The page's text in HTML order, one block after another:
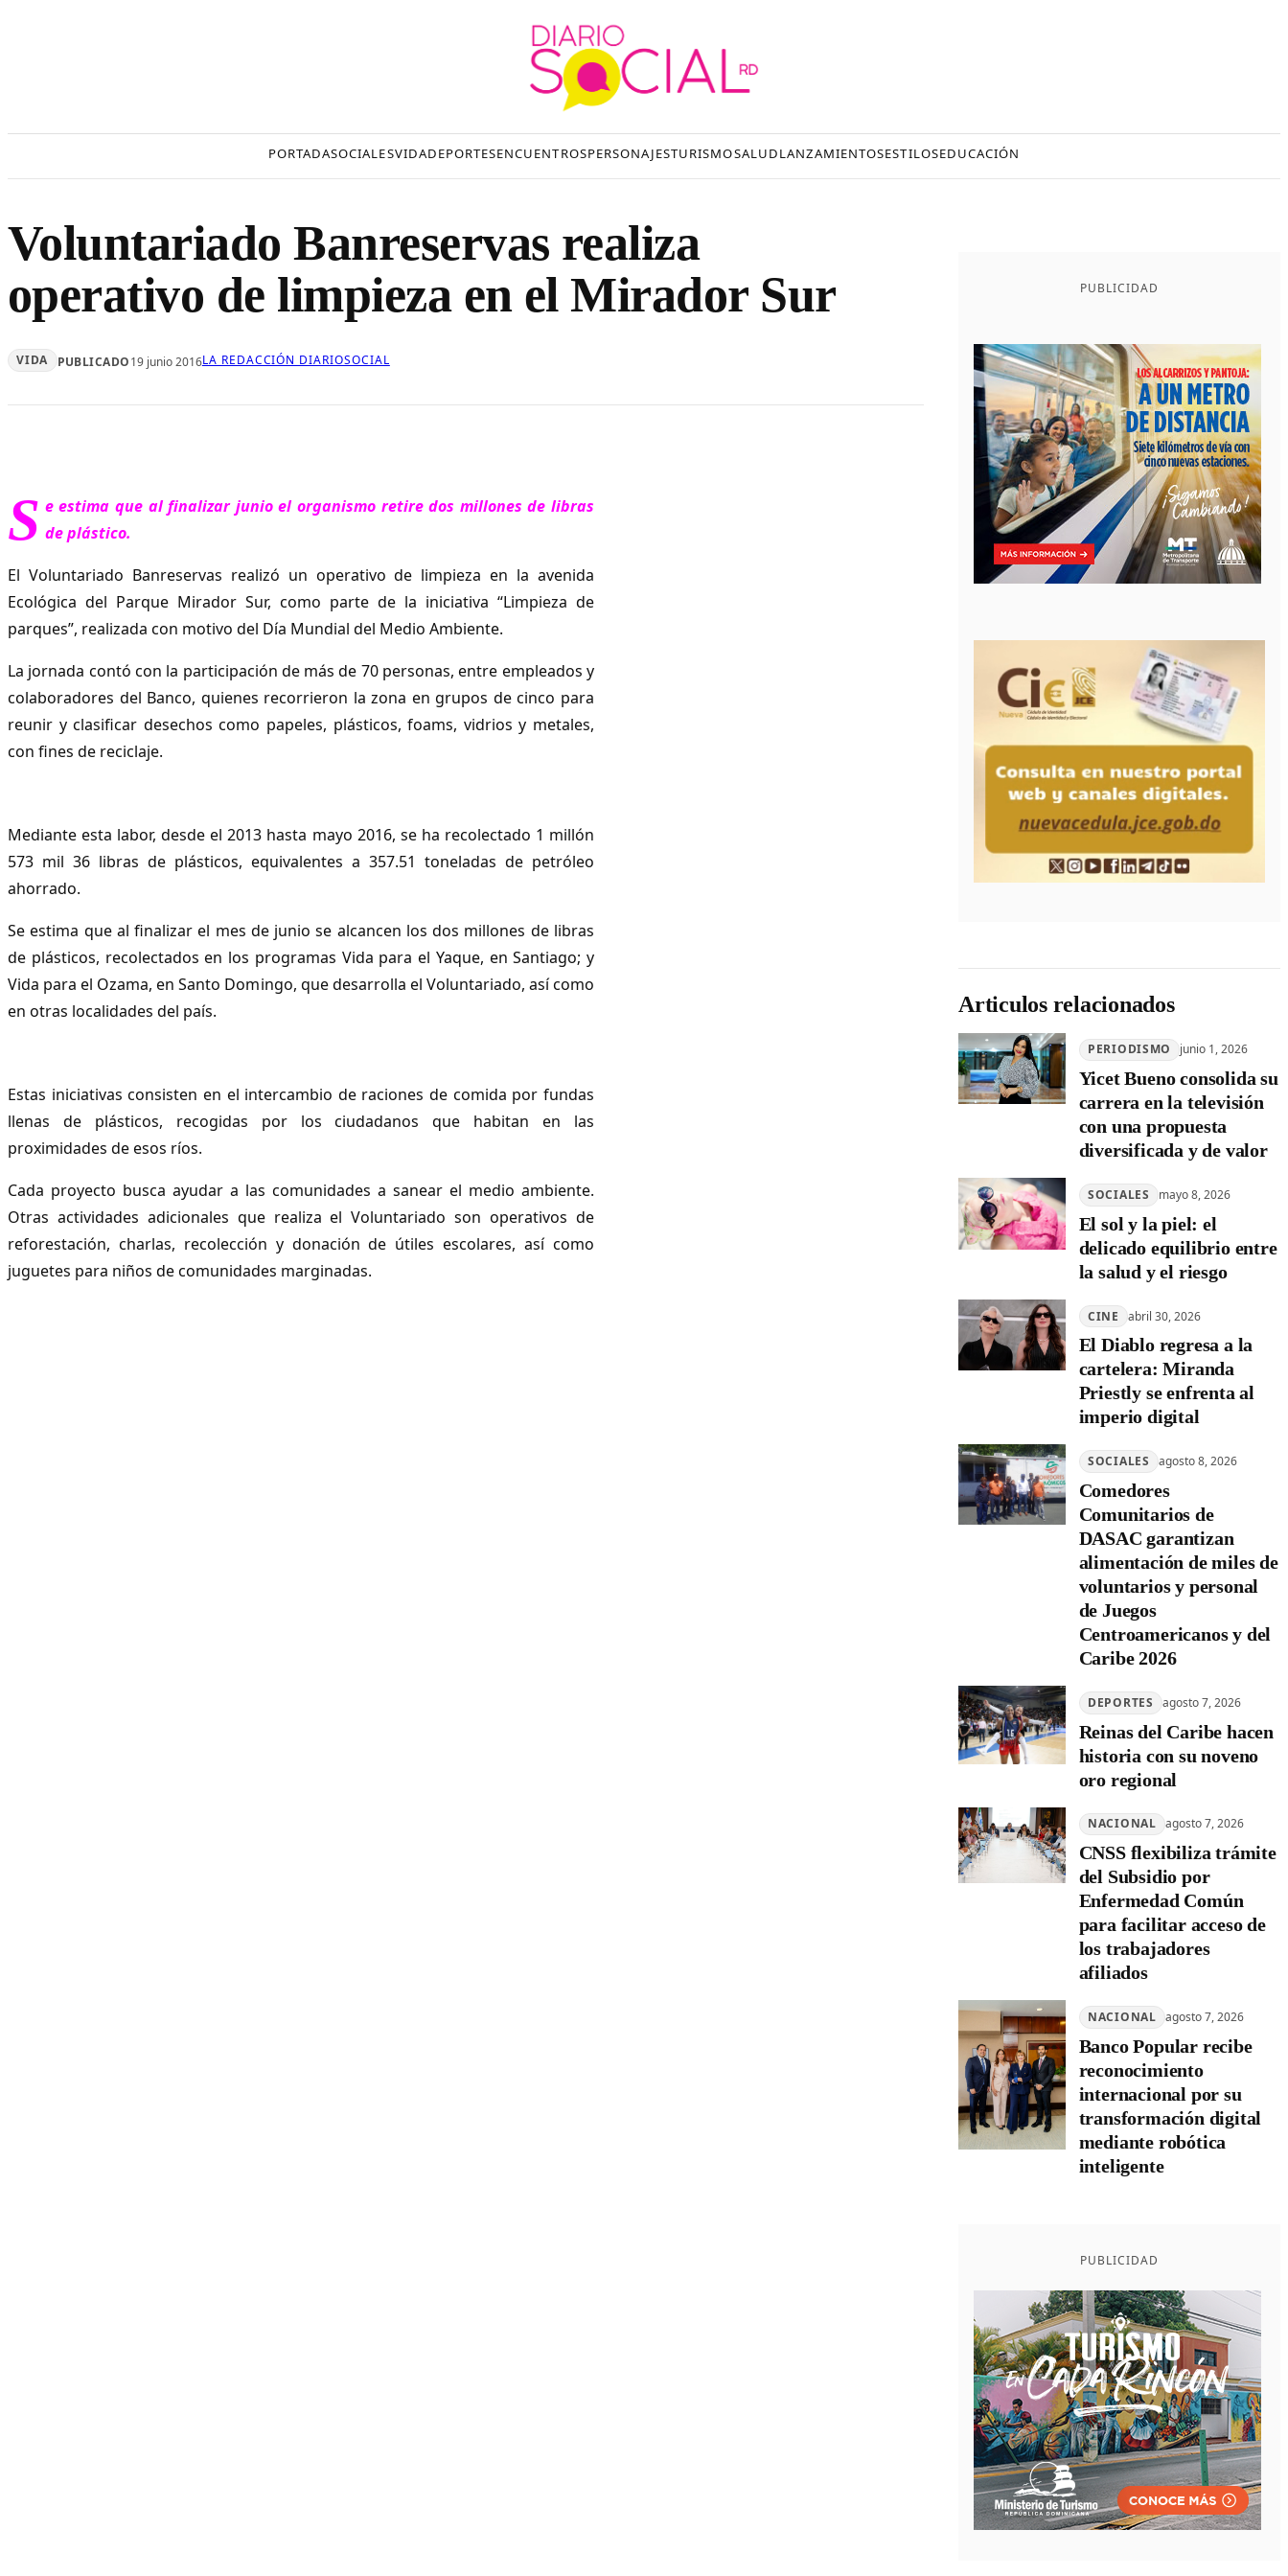
PORTADASOCIALESVIDADEPORTESENCUENTROSPERSONAJESTURISMOSALUDLANZAMIENTOSESTILOSEDUCACIÓN
Voluntariado Banreservas realiza
operativo de limpieza en el Mirador Sur
VIDA PUBLICADO19 junio 2016LA REDACCIÓN DIARIOSOCIAL
S e estima que al finalizar junio el organismo retire dos millones de libras
de plástico.
El Voluntariado Banreservas realizó un operativo de limpieza en la avenida
Ecológica del Parque Mirador Sur, como parte de la iniciativa “Limpieza de
parques”, realizada con motivo del Día Mundial del Medio Ambiente.
La jornada contó con la participación de más de 70 personas, entre empleados y
colaboradores del Banco, quienes recorrieron la zona en grupos de cinco para
reunir y clasificar desechos como papeles, plásticos, foams, vidrios y metales,
con fines de reciclaje.
Mediante esta labor, desde el 2013 hasta mayo 2016, se ha recolectado 1 millón
573 mil 36 libras de plásticos, equivalentes a 357.51 toneladas de petróleo
ahorrado.
Se estima que al finalizar el mes de junio se alcancen los dos millones de libras
de plásticos, recolectados en los programas Vida para el Yaque, en Santiago; y
Vida para el Ozama, en Santo Domingo, que desarrolla el Voluntariado, así como
en otras localidades del país.
Estas iniciativas consisten en el intercambio de raciones de comida por fundas
llenas de plásticos, recogidas por los ciudadanos que habitan en las
proximidades de esos ríos.
Cada proyecto busca ayudar a las comunidades a sanear el medio ambiente.
Otras actividades adicionales que realiza el Voluntariado son operativos de
reforestación, charlas, recolección y donación de útiles escolares, así como
juguetes para niños de comunidades marginadas.
PUBLICIDAD
Articulos relacionados
PERIODISMO junio 1, 2026
Yicet Bueno consolida su
carrera en la televisión
con una propuesta
diversificada y de valor
SOCIALES mayo 8, 2026
El sol y la piel: el
delicado equilibrio entre
la salud y el riesgo
CINE abril 30, 2026
El Diablo regresa a la
cartelera: Miranda
Priestly se enfrenta al
imperio digital
SOCIALES agosto 8, 2026
Comedores
Comunitarios de
DASAC garantizan
alimentación de miles de
voluntarios y personal
de Juegos
Centroamericanos y del
Caribe 2026
DEPORTES agosto 7, 2026
Reinas del Caribe hacen
historia con su noveno
oro regional
NACIONAL agosto 7, 2026
CNSS flexibiliza trámite
del Subsidio por
Enfermedad Común
para facilitar acceso de
los trabajadores
afiliados
NACIONAL agosto 7, 2026
Banco Popular recibe
reconocimiento
internacional por su
transformación digital
mediante robótica
inteligente
PUBLICIDAD